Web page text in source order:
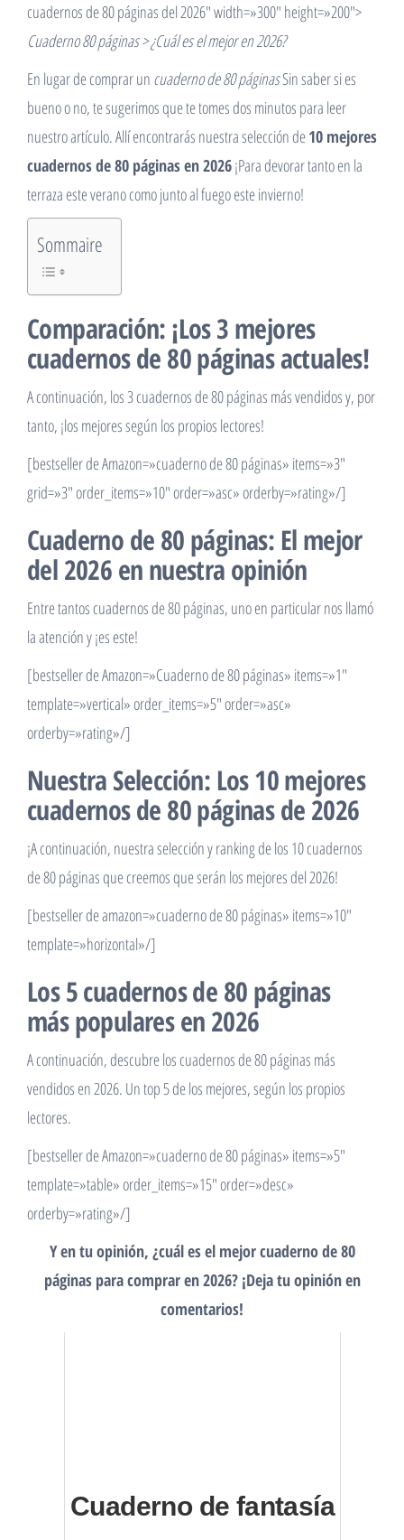
cuadernos de 80 páginas del 2026″ width=»300″ height=»200″>
Cuaderno 80 páginas > ¿Cuál es el mejor en 2026?
En lugar de comprar un cuaderno de 80 páginasSin saber si es
bueno o no, te sugerimos que te tomes dos minutos para leer
nuestro artículo. Allí encontrarás nuestra selección de10 mejores
cuadernos de 80 páginas en 2026¡Para devorar tanto en la
terraza este verano como junto al fuego este invierno!
Sommaire
Comparación: ¡Los 3 mejores
cuadernos de 80 páginas actuales!
A continuación, los 3 cuadernos de 80 páginas más vendidos y, por
tanto, ¡los mejores según los propios lectores!
[bestseller de Amazon=»cuaderno de 80 páginas» items=»3″
grid=»3″ order_items=»10″ order=»asc» orderby=»rating»/]
Cuaderno de 80 páginas: El mejor
del 2026 en nuestra opinión
Entre tantos cuadernos de 80 páginas, uno en particular nos llamó
la atención y ¡es este!
[bestseller de Amazon=»Cuaderno de 80 páginas» items=»1″
template=»vertical» order_items=»5″ order=»asc»
orderby=»rating»/]
Nuestra Selección: Los 10 mejores
cuadernos de 80 páginas de 2026
¡A continuación, nuestra selección y ranking de los 10 cuadernos
de 80 páginas que creemos que serán los mejores del 2026!
[bestseller de amazon=»cuaderno de 80 páginas» items=»10″
template=»horizontal»/]
Los 5 cuadernos de 80 páginas
más populares en 2026
A continuación, descubre los cuadernos de 80 páginas más
vendidos en 2026. Un top 5 de los mejores, según los propios
lectores.
[bestseller de Amazon=»cuaderno de 80 páginas» items=»5″
template=»table» order_items=»15″ order=»desc»
orderby=»rating»/]
Y en tu opinión, ¿cuál es el mejor cuaderno de 80
páginas para comprar en 2026? ¡Deja tu opinión en
comentarios!
Cuaderno de fantasía